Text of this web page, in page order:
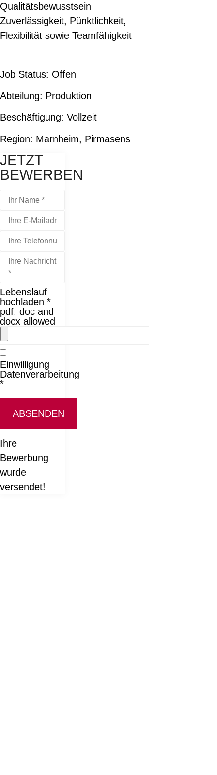
Qualitätsbewusstsein
Zuverlässigkeit, Pünktlichkeit,
Flexibilität sowie Teamfähigkeit
Job Status: Offen
Abteilung: Produktion
Beschäftigung: Vollzeit
Region: Marnheim, Pirmasens
JETZT
BEWERBEN
Lebenslauf
hochladen *
pdf, doc and
docx allowed
Einwilligung
Datenverarbeitung
*
ABSENDEN
Ihre
Bewerbung
wurde
versendet!